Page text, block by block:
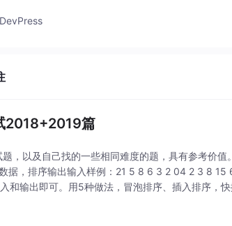
2018+2019篇
，以及自己找的一些相同难度的题，具有参考价
据，排序输出输入样例：21 5 8 6 3 2 04 2 3 8
和输出即可。用5种做法，冒泡排序、插入排序，